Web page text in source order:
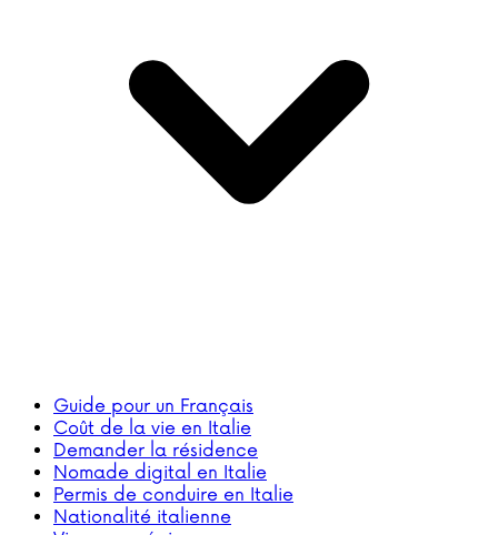
Guide pour un Français
Coût de la vie en Italie
Demander la résidence
Nomade digital en Italie
Permis de conduire en Italie
Nationalité italienne